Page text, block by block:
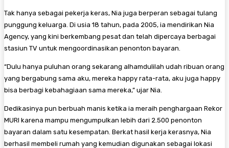
Tak hanya sebagai pekerja keras, Nia juga berperan sebagai tulang
punggung keluarga. Di usia 18 tahun, pada 2005, ia mendirikan Nia
Agency, yang kini berkembang pesat dan telah dipercaya berbagai
stasiun TV untuk mengoordinasikan penonton bayaran.
“Dulu hanya puluhan orang sekarang alhamdulilah udah ribuan orang
yang bergabung sama aku, mereka happy rata-rata, aku juga happy
bisa berbagi kebahagiaan sama mereka,” ujar Nia.
Dedikasinya pun berbuah manis ketika ia meraih penghargaan Rekor
MURI karena mampu mengumpulkan lebih dari 2.500 penonton
bayaran dalam satu kesempatan. Berkat hasil kerja kerasnya, Nia
berhasil membeli rumah yang kemudian digunakan sebagai lokasi